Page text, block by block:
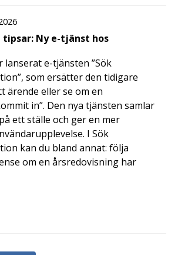
Ny e-tjänst hos
lanserat e-tjänsten ”Sök
som ersätter den tidigare
ärende eller se om en
in”. Den nya tjänsten samlar
ett ställe och ger en mer
I Sök
kan du bland annat: följa
om en årsredovisning har